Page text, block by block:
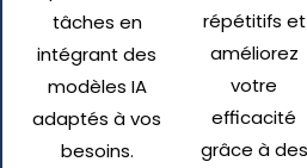
tâches en
intégrant des
modèles IA
adaptés à vos
besoins.
répétitifs et
améliorez
votre
efficacité
grâce à des